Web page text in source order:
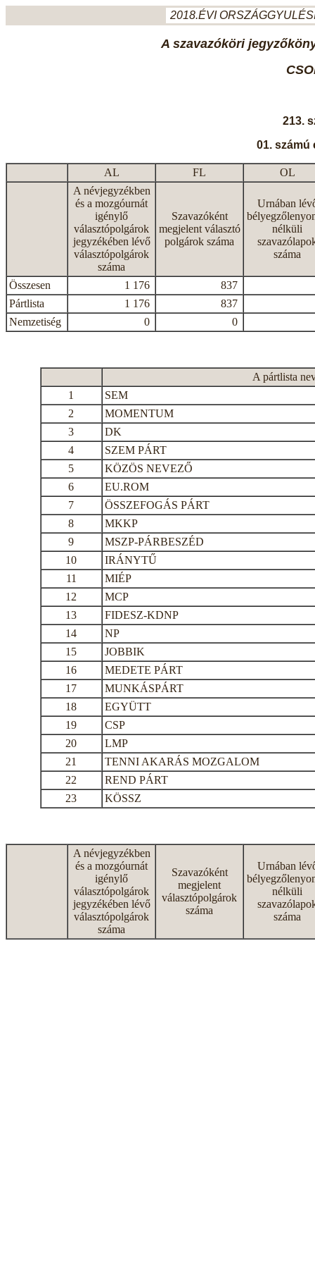
2018.ÉVI
A szavazóköri
213.
01. számú
AL FL
OL
A névjegyzékben
és a mozgóurnát
igénylő
választópolgárok
jegyzékében lévő
választópolgárok
száma
Szavazóként
megjelent választó
polgárok száma
Urnában
nélküli
száma
Összesen 1 176
837
Pártlista
1 176
837
Nemzetiség
0 0
A pártlista
1
SEM
2
MOMENTUM
3
DK
4
SZEM PÁRT
5
KÖZÖS NEVEZŐ
6
EU.ROM
7
ÖSSZEFOGÁS PÁRT
8
MKKP
9
MSZP-PÁRBESZÉD
10
IRÁNYTŰ
11
MIÉP
12
MCP
13
FIDESZ-KDNP
14
NP
15
JOBBIK
16
MEDETE PÁRT
17
MUNKÁSPÁRT
18
EGYÜTT
19
CSP
20
LMP
21
TENNI AKARÁS MOZGALOM
22
REND PÁRT
23
KÖSSZ
A névjegyzékben
és a mozgóurnát
igénylő
választópolgárok
jegyzékében lévő
választópolgárok
száma
Szavazóként
megjelent
választópolgárok
száma
Urnában
nélküli
száma